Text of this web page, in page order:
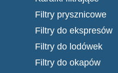
Filtry prysznicowe
Filtry do ekspresów
Filtry do lodówek
Filtry do okapów